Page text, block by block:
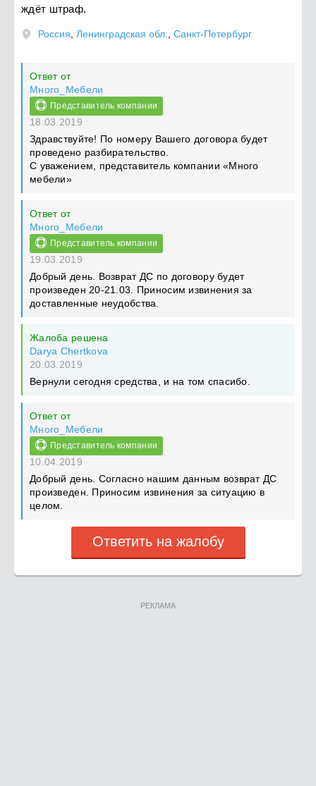
ждёт штраф.
Россия Ленинградская обл. Санкт-Петербург
Ответ от
Много_Мебели
Представитель компании
18.03.2019
Здравствуйте! По номеру Вашего договора будет
проведено разбирательство.
С уважением, представитель компании «Много
мебели»
Ответ от
Много_Мебели
Представитель компании
19.03.2019
Добрый день. Возврат ДС по договору будет
произведен 20-21.03. Приносим извинения за
доставленные неудобства.
Жалоба решена
Darya Chertkova
20.03.2019
Вернули сегодня средства, и на том спасибо.
Ответ от
Много_Мебели
Представитель компании
10.04.2019
Добрый день. Согласно нашим данным возврат ДС
произведен. Приносим извинения за ситуацию в
целом.
Ответить на жалобу
РЕКЛАМА